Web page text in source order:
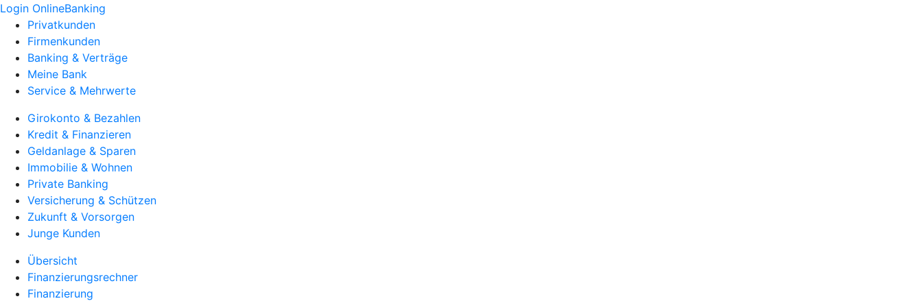
Login OnlineBanking
Privatkunden
Firmenkunden
Banking & Verträge
Meine Bank
Service & Mehrwerte
Girokonto & Bezahlen
Kredit & Finanzieren
Geldanlage & Sparen
Immobilie & Wohnen
Private Banking
Versicherung & Schützen
Zukunft & Vorsorgen
Junge Kunden
Übersicht
Finanzierungsrechner
Finanzierung